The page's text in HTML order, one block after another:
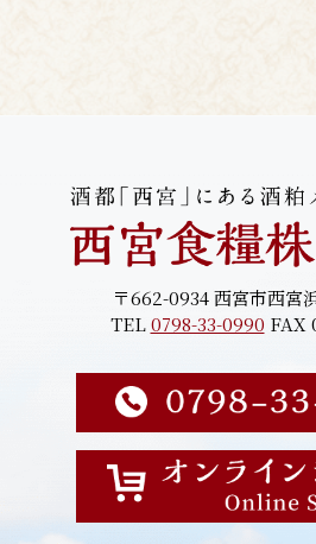
〒662-0934 西宮市西宮
TEL0798-33-0990 FAX